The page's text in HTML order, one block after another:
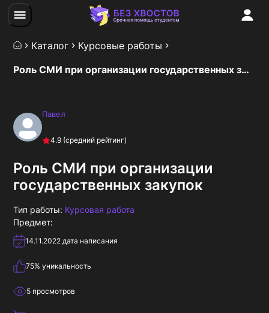
Каталог
Курсовые работы
Роль СМИ при организации государственных закупок
Павел
4.9 (средний рейтинг)
Роль СМИ при организации
государственных закупок
Тип работы: Курсовая работа
Предмет:
14.11.2022 дата написания
75% уникальность
5 просмотров